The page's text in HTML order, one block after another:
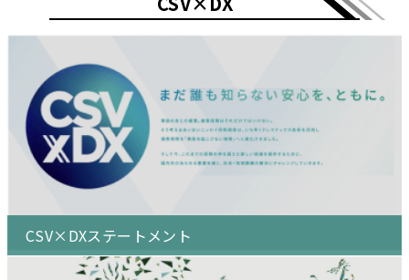
2026年4月1日
役員就任挨拶状の廃止のお知らせ
および役員就任ご挨拶（PDF 192.1
2026年3月27日
サービス
ペット保険 健康管理サービス
（PDF 61.3KB）
2026年3月1日
商品
2027年3月 健康総合保険「自動
2026年1月29日
サービス
1月22日以前配信メール内のリンク
不具合について（PDF 83.8KB）
会社
ニッセイ同和社が最優秀賞を受賞
（PDF 405KB ）
2026年7月13日
会社
元代理店店主による金銭の不正受
2026年7月9日
会社
UNPEL GALLERYでの活動がThis i
s MECENATに3年連続で認定（PD
F 419 KB）
CSV×DXステートメント